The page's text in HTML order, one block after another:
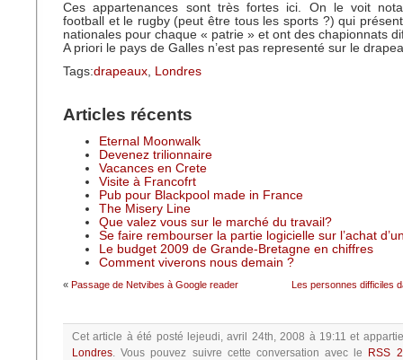
Ces appartenances sont très fortes ici. On le voit
football et le rugby (peut être tous les sports ?) qui
nationales pour chaque « patrie » et ont des chapionnats
A priori le pays de Galles n’est pas representé sur le
Tags:drapeaux, Londres
Articles récents
Eternal Moonwalk
Devenez trilionnaire
Vacances en Crete
Visite à Francofrt
Pub pour Blackpool made in France
The Misery Line
Que valez vous sur le marché du travail?
Se faire rembourser la partie logicielle sur l’achat
Le budget 2009 de Grande-Bretagne en chiffres
Comment viverons nous demain ?
« Passage de Netvibes à Google reader Les personnes difficiles
Cet article à été posté lejeudi, avril 24th, 2008 à 19:11et
Londres.Vous pouvez suivre cette conversation avec le
RSS